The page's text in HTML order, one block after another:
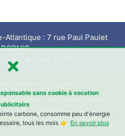
sans cookie à vocation
carbone, consomme peu d'énergie
tous les mois 👉 En savoir plus
Atlantique : 7 rue Paul Paulet
présent sur Paris
des audits de communication
installéesen Indre-et-
en Loire Atlantique